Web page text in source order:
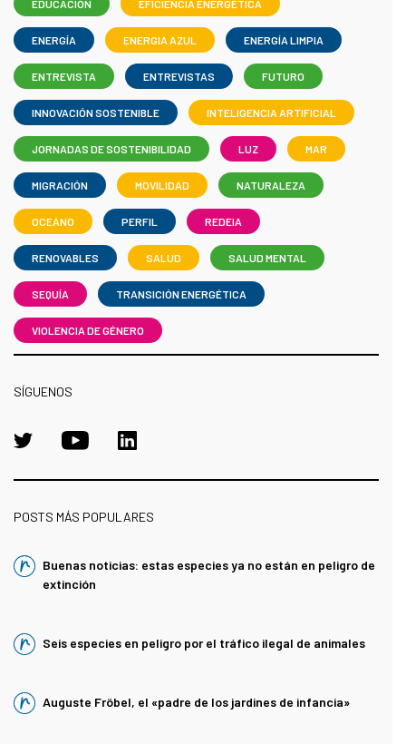
EDUCACIÓN EFICIENCIA ENERGÉTICA
ENERGÍA ENERGIA AZUL ENERGÍA LIMPIA
ENTREVISTA ENTREVISTAS FUTURO
INNOVACIÓN SOSTENIBLE INTELIGENCIA ARTIFICIAL
JORNADAS DE SOSTENIBILIDAD LUZ MAR
MIGRACIÓN MOVILIDAD NATURALEZA
OCEANO PERFIL REDEIA
RENOVABLES SALUD SALUD MENTAL
SEQUÍA TRANSICIÓN ENERGÉTICA
VIOLENCIA DE GÉNERO
SÍGUENOS
POSTS MÁS POPULARES
Buenas noticias: estas especies ya no están en peligro de
extinción
Seis especies en peligro por el tráfico ilegal de animales
Auguste Fröbel, el «padre de los jardines de infancia»